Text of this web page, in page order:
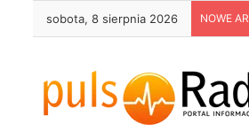
sobota, 8 sierpnia 2026 NOWE